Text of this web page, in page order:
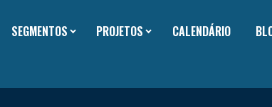
SEGMENTOS PROJETOS CALENDÁRIO